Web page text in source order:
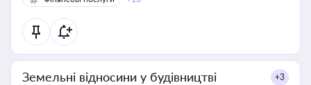
Земельні відносини у будівництві +3